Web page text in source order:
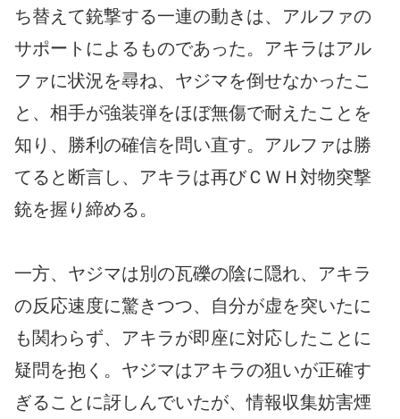
ち替えて銃撃する一連の動きは、アルファの
サポートによるものであった。アキラはアル
ファに状況を尋ね、ヤジマを倒せなかったこ
と、相手が強装弾をほぼ無傷で耐えたことを
知り、勝利の確信を問い直す。アルファは勝
てると断言し、アキラは再びＣＷＨ対物突撃
銃を握り締める。
一方、ヤジマは別の瓦礫の陰に隠れ、アキラ
の反応速度に驚きつつ、自分が虚を突いたに
も関わらず、アキラが即座に対応したことに
疑問を抱く。ヤジマはアキラの狙いが正確す
ぎることに訝しんでいたが、情報収集妨害煙